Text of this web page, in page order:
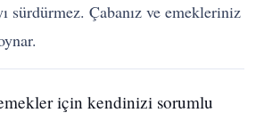
sürdürmez. Çabanız ve emekleriniz
için kendinizi sorumlu